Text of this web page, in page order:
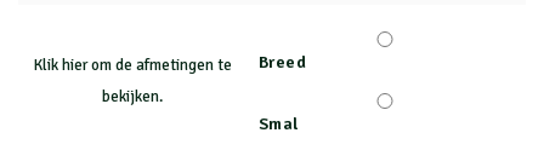
Klik hier om de afmetingen te
bekijken.
Breed
Smal